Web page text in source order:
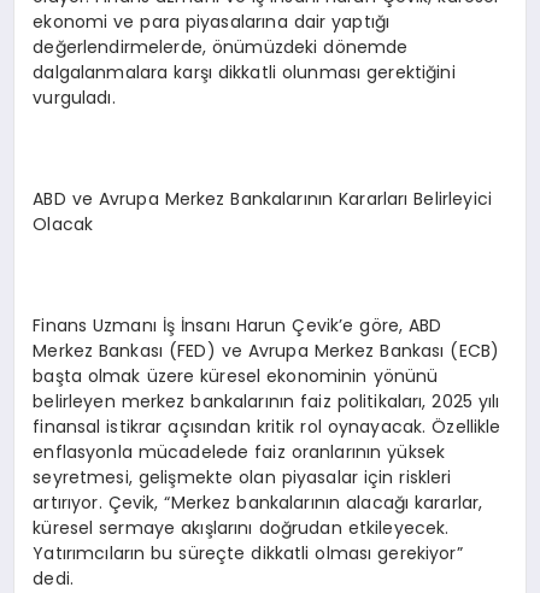
ekonomi ve para piyasalarına dair yaptığı
değerlendirmelerde, önümüzdeki dönemde
dalgalanmalara karşı dikkatli olunması gerektiğini
vurguladı.
ABD ve Avrupa Merkez Bankalarının Kararları Belirleyici
Olacak
Finans Uzmanı İş İnsanı Harun Çevik’e göre, ABD
Merkez Bankası (FED) ve Avrupa Merkez Bankası (ECB)
başta olmak üzere küresel ekonominin yönünü
belirleyen merkez bankalarının faiz politikaları, 2025 yılı
finansal istikrar açısından kritik rol oynayacak. Özellikle
enflasyonla mücadelede faiz oranlarının yüksek
seyretmesi, gelişmekte olan piyasalar için riskleri
artırıyor. Çevik, “Merkez bankalarının alacağı kararlar,
küresel sermaye akışlarını doğrudan etkileyecek.
Yatırımcıların bu süreçte dikkatli olması gerekiyor”
dedi.